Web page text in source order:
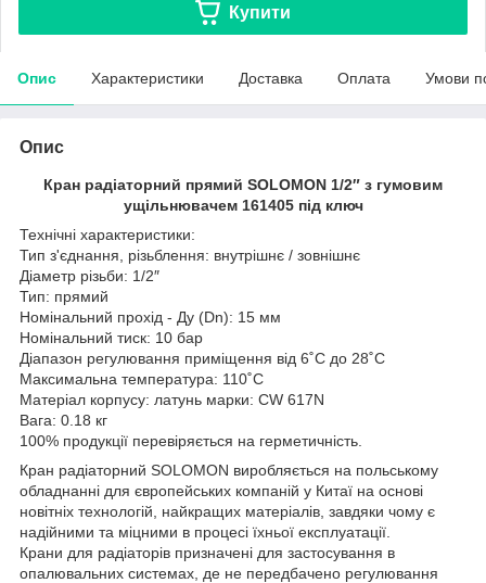
Купити
Опис Характеристики Доставка Оплата Умови
Опис
Кран радіаторний прямий SOLOMON 1/2″ з гумовим
ущільнювачем 161405 під ключ
Технічні характеристики:
Тип з'єднання, різьблення: внутрішнє / зовнішнє
Діаметр різьби: 1/2″
Тип: прямий
Номінальний прохід - Ду (Dn): 15 мм
Номінальний тиск: 10 бар
Діапазон регулювання приміщення від 6˚C до 28˚C
Максимальна температура: 110˚C
Матеріал корпусу: латунь марки: CW 617N
Вага: 0.18 кг
100% продукції перевіряється на герметичність.
Кран радіаторний SOLOMON виробляється на польському
обладнанні для європейських компаній у Китаї на основі
новітніх технологій, найкращих матеріалів, завдяки чому є
надійними та міцними в процесі їхньої експлуатації.
Крани для радіаторів призначені для застосування в
опалювальних системах, де не передбачено регулювання